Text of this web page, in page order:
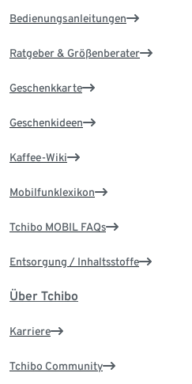
Bedienungsanleitungen
Ratgeber & Größenberater
Geschenkkarte
Geschenkideen
Kaffee-Wiki
Mobilfunklexikon
Tchibo MOBIL FAQs
Entsorgung / Inhaltsstoffe
Über Tchibo
Karriere
Tchibo Community